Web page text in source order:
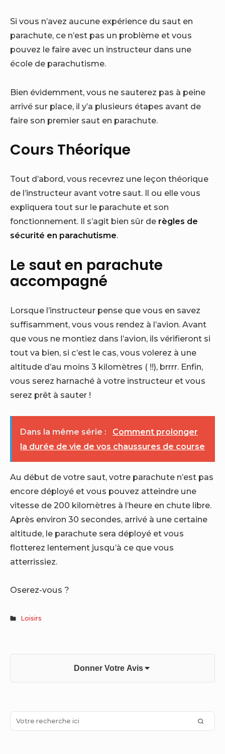
Si vous n’avez aucune expérience du saut en
parachute, ce n’est pas un problème et vous
pouvez le faire avec un instructeur dans une
école de parachutisme.
Bien évidemment, vous ne sauterez pas à peine
arrivé sur place, il y’a plusieurs étapes avant de
faire son premier saut en parachute.
Cours Théorique
Tout d’abord, vous recevrez une leçon théorique
de l’instructeur avant votre saut. Il ou elle vous
expliquera tout sur le parachute et son
fonctionnement. Il s’agit bien sûr de règles de
sécurité en parachutisme.
Le saut en parachute
accompagné
Lorsque l’instructeur pense que vous en savez
suffisamment, vous vous rendez à l’avion. Avant
que vous ne montiez dans l’avion, ils vérifieront si
tout va bien, si c’est le cas, vous volerez à une
altitude d’au moins 3 kilomètres ( !!), brrrr. Enfin,
vous serez harnaché à votre instructeur et vous
serez prêt à sauter !
Dans la même série :
Comment prolonger
la durée de vie de vos chaussures de course
Au début de votre saut, votre parachute n’est pas
encore déployé et vous pouvez atteindre une
vitesse de 200 kilomètres à l’heure en chute libre.
Après environ 30 secondes, arrivé à une certaine
altitude, le parachute sera déployé et vous
flotterez lentement jusqu’à ce que vous
atterrissiez.
Oserez-vous ?
Loisirs
Donner Votre Avis
Sidebar
Widget
Search
for: